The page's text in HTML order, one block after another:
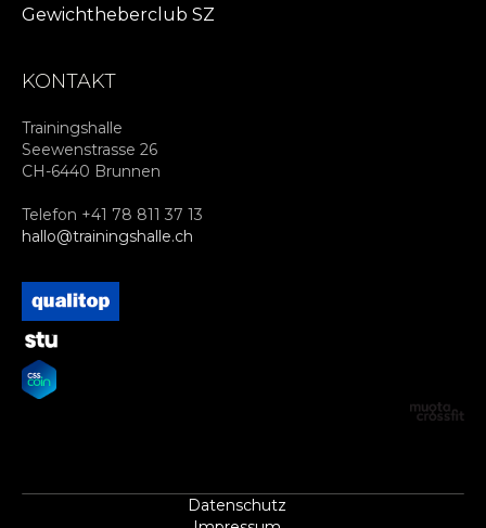
Gewichtheberclub SZ
KONTAKT
Trainingshalle
Seewenstrasse 26
CH-6440 Brunnen
Telefon +41 78 811 37 13
hallo@trainingshalle.ch
Datenschutz